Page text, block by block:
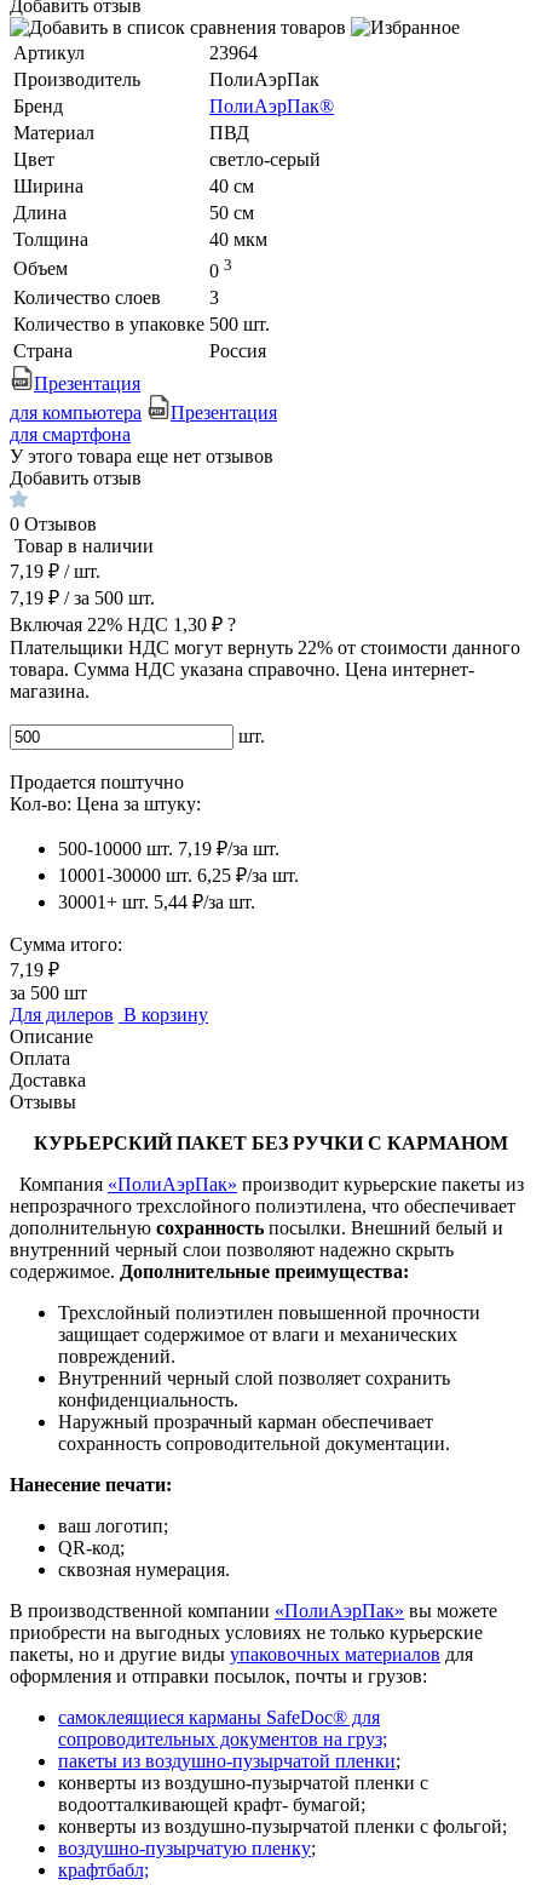
Добавить отзыв
Артикул
23964
Производитель
ПолиАэрПак
Бренд
ПолиАэрПак®
Материал
ПВД
Цвет
светло-серый
Ширина
40 см
Длина
50 см
Толщина
40 мкм
Объем
0 3
Количество слоев
3
Количество в упаковке 500 шт.
Страна
Россия
Презентация
для компьютера
Презентация
для смартфона
У этого товара еще нет отзывов
Добавить отзыв
0 Отзывов
Товар в наличии
7,19 ₽ / шт.
7,19 ₽ / за 500 шт.
Включая 22% НДС 1,30 ₽ ?
Плательщики НДС могут вернуть 22% от стоимости данного
товара. Сумма НДС указана справочно. Цена интернет-
магазина.
шт.
Продается поштучно
Кол-во: Цена за штуку:
500-10000 шт. 7,19 ₽/за шт.
10001-30000 шт. 6,25 ₽/за шт.
30001+ шт. 5,44 ₽/за шт.
Сумма итого:
7,19 ₽
за 500 шт
Для дилеров В корзину
Описание
Оплата
Доставка
Отзывы
КУРЬЕРСКИЙ ПАКЕТ БЕЗ РУЧКИ С КАРМАНОМ
Компания «ПолиАэрПак» производит курьерские пакеты из
непрозрачного трехслойного полиэтилена, что обеспечивает
дополнительную сохранность посылки. Внешний белый и
внутренний черный слои позволяют надежно скрыть
содержимое. Дополнительные преимущества:
Трехслойный полиэтилен повышенной прочности
защищает содержимое от влаги и механических
повреждений.
Внутренний черный слой позволяет сохранить
конфиденциальность.
Наружный прозрачный карман обеспечивает
сохранность сопроводительной документации.
Нанесение печати:
ваш логотип;
QR-код;
сквозная нумерация.
В производственной компании «ПолиАэрПак» вы можете
приобрести на выгодных условиях не только курьерские
пакеты, но и другие виды упаковочных материалов для
оформления и отправки посылок, почты и грузов:
самоклеящиеся карманы SafeDoc® для
сопроводительных документов на груз;
пакеты из воздушно-пузырчатой пленки;
конверты из воздушно-пузырчатой пленки с
водоотталкивающей крафт- бумагой;
конверты из воздушно-пузырчатой пленки с фольгой;
воздушно-пузырчатую пленку;
крафтбабл;